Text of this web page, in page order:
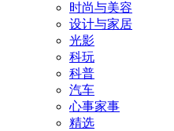
时尚与美容
设计与家居
光影
科玩
科普
汽车
心事家事
精选